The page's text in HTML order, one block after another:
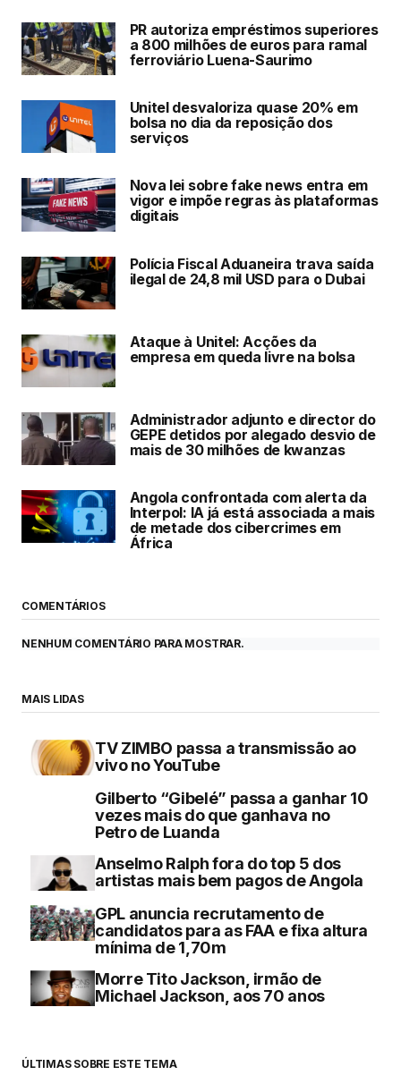
PR autoriza empréstimos superiores
a 800 milhões de euros para ramal
ferroviário Luena-Saurimo
Unitel desvaloriza quase 20% em
bolsa no dia da reposição dos
serviços
Nova lei sobre fake news entra em
vigor e impõe regras às plataformas
digitais
Polícia Fiscal Aduaneira trava saída
ilegal de 24,8 mil USD para o Dubai
Ataque à Unitel: Acções da
empresa em queda livre na bolsa
Administrador adjunto e director do
GEPE detidos por alegado desvio de
mais de 30 milhões de kwanzas
Angola confrontada com alerta da
Interpol: IA já está associada a mais
de metade dos cibercrimes em
África
COMENTÁRIOS
NENHUM COMENTÁRIO PARA MOSTRAR.
MAIS LIDAS
TV ZIMBO passa a transmissão ao
vivo no YouTube
Gilberto “Gibelé” passa a ganhar 10
vezes mais do que ganhava no
Petro de Luanda
Anselmo Ralph fora do top 5 dos
artistas mais bem pagos de Angola
GPL anuncia recrutamento de
candidatos para as FAA e fixa altura
mínima de 1,70m
Morre Tito Jackson, irmão de
Michael Jackson, aos 70 anos
ÚLTIMAS SOBRE ESTE TEMA